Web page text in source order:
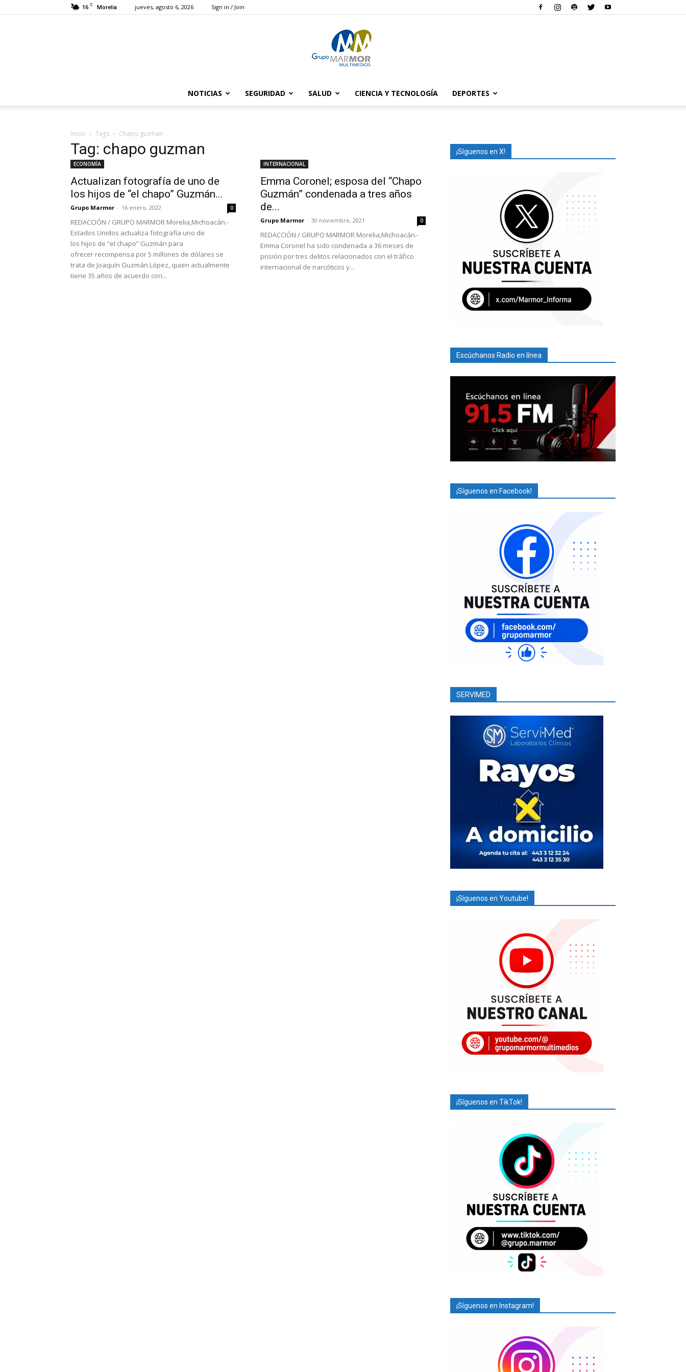
16 C Morelia jueves, agosto 6, 2026 Sign in / Join
NOTICIAS SEGURIDAD SALUD CIENCIA Y TECNOLOGÍA DEPORTES
Inicio Tags Chapo guzman
Tag: chapo guzman
ECONOMÍA
Actualizan fotografía de uno de
los hijos de “el chapo” Guzmán...
Grupo Marmor - 16 enero, 2022 0
REDACCIÓN / GRUPO MARMOR Morelia,Michoacán.-
Estados Unidos actualiza fotografía uno de
los hijos de “el chapo” Guzmán para
ofrecer recompensa por 5 millones de dólares se
trata de Joaquín Guzmán López, quien actualmente
tiene 35 años de acuerdo con...
INTERNACIONAL
Emma Coronel; esposa del “Chapo
Guzmán” condenada a tres años
de...
Grupo Marmor - 30 noviembre, 2021 0
REDACCIÓN / GRUPO MARMOR Morelia,Michoacán.-
Emma Coronel ha sido condenada a 36 meses de
prisión por tres delitos relacionados con el tráfico
internacional de narcóticos y...
¡Síguenos en X!
Escúchanos Radio en línea
¡Síguenos en Facebook!
SERVIMED
¡Síguenos en Youtube!
¡Síguenos en TikTok!
¡Síguenos en Instagram!